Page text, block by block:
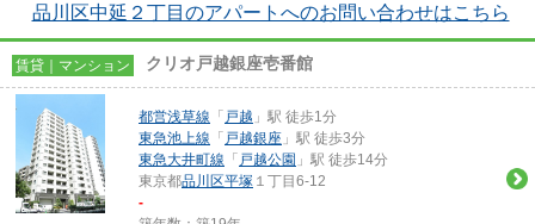
品川区中延２丁目のアパートへのお問い合わせはこちら
賃貸｜マンション クリオ戸越銀座壱番館
都営浅草線 「 戸越 」駅 徒歩1分
東急池上線 「 戸越銀座 」駅 徒歩3分
東急大井町線 「 戸越公園 」駅 徒歩14分
東京都品川区平塚 １丁目6-12
-